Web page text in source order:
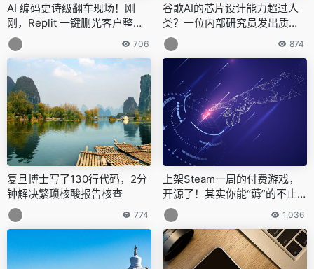
AI 编码史诗级翻车现场！刚
刚，Replit 一键删光客户整个
生产数据库，官方连夜补锅
706
谷歌AI的芯片设计能力超过人
类？一位内部研究员发出质
疑，结果“因言获罪”遭解雇
874
复旦博士写了130行代码，2分
钟解决繁琐核酸报告核查
774
上架Steam一周的付费游戏，
开源了！其实你能“薅”的不止
一只羊
1,036